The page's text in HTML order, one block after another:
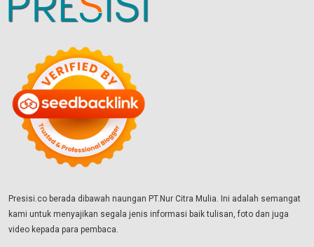
Presisi.co berada dibawah naungan PT.Nur Citra Mulia. Ini adalah semangat
kami untuk menyajikan segala jenis informasi baik tulisan, foto dan juga
video kepada para pembaca.